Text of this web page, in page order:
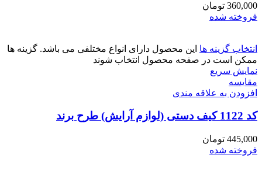
360,000 تومان
فروخته شده
انتخاب گزینه ها این محصول دارای انواع مختلفی می باشد. گزینه ها
ممکن است در صفحه محصول انتخاب شوند
نمایش سریع
مقايسه
افزودن به علاقه مندی
کد 1122 کیف دستی (لوازم آرایش) طرح برند
445,000 تومان
فروخته شده